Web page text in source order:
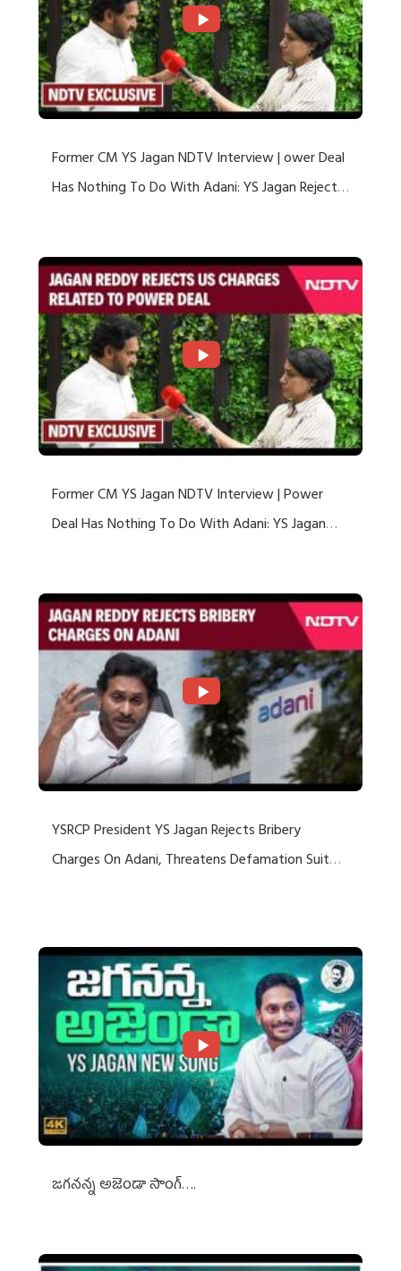
Former CM YS Jagan NDTV Interview | ower Deal
Has Nothing To Do With Adani: YS Jagan Rejects
Former CM YS Jagan NDTV Interview | Power
Deal Has Nothing To Do With Adani: YS Jagan
YSRCP President YS Jagan Rejects Bribery
Charges On Adani, Threatens Defamation Suit
జగనన్న అజెండా సాంగ్….